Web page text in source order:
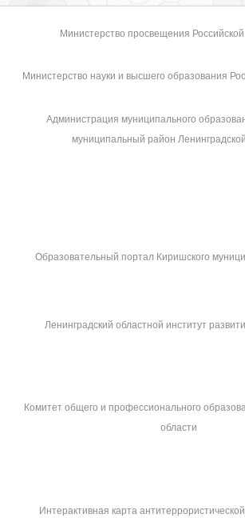
Министерство просвещения
Министерство науки и высшего образования
Администрация муниципального
муниципальный район
Образовательный портал Киришского
Ленинградский областной институт
Комитет общего и профессионального
области
Интерактивная карта